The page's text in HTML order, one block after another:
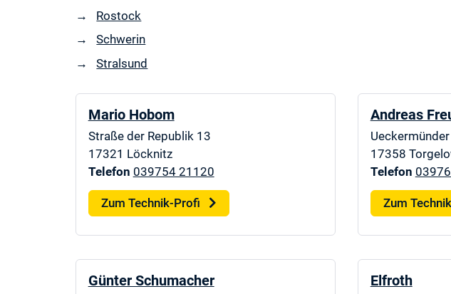
Rostock
Schwerin
Stralsund
Mario Hobom
Straße der Republik 13
17321 Löcknitz
Telefon 039754 21120
Zum Technik-Profi
Andreas
17358
Telefon
Zum
Günter Schumacher Elfroth